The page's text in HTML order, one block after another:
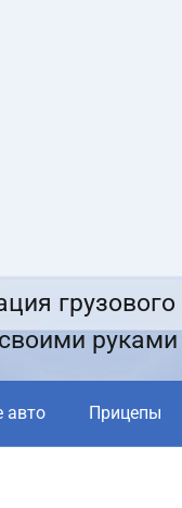
грузового
руками
авто Прицепы